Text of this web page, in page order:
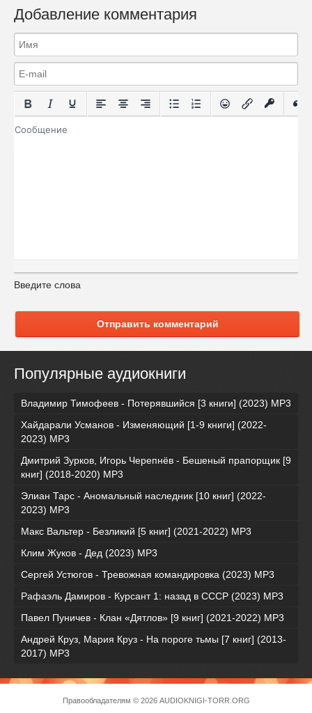
Добавление комментария
Введите слова
Отправить комментарий
Популярные аудиокниги
Владимир Тимофеев - Потерявшийся [3 книги] (2023) МР3
Хайдарали Усманов - Изменяющий [1-9 книги] (2022-
2023) МР3
Дмитрий Зурков, Игорь Черепнёв - Бешеный прапорщик [9
книг] (2018-2020) МР3
Элиан Тарс - Аномальный наследник [10 книг] (2022-
2023) MP3
Макс Вальтер - Безликий [5 книг] (2021-2022) МР3
Клим Жуков - Дед (2023) MP3
Сергей Устюгов - Тревожная командировка (2023) МР3
Рафаэль Дамиров - Курсант 1: назад в СССР (2023) МР3
Павел Пуничев - Клан «Дятлов» [9 книг] (2021-2022) MP3
Андрей Круз, Мария Круз - На пороге тьмы [7 книг] (2013-
2017) МР3
Правообладателям © 2026 AUDIOKNIGI-TORR.ORG